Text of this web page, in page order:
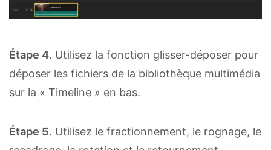
Étape 4. Utilisez la fonction glisser-déposer pour
déposer les fichiers de la bibliothèque multimédia
sur la « Timeline » en bas.
Étape 5. Utilisez le fractionnement, le rognage, le